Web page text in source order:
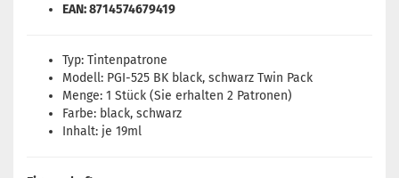
EAN: 8714574679419
Typ: Tintenpatrone
Modell: PGI-525 BK black, schwarz Twin Pack
Menge: 1 Stück (Sie erhalten 2 Patronen)
Farbe: black, schwarz
Inhalt: je 19ml